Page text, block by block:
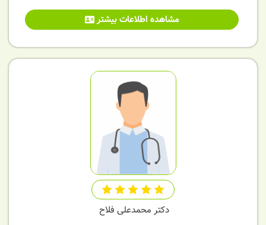
مشاهده اطلاعات بیشتر
دکتر محمدعلی فلاح